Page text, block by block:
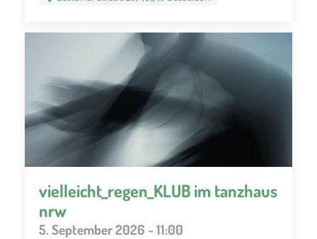
vielleicht_regen_KLUB im tanzhaus
nrw
5. September 2026 - 11:00